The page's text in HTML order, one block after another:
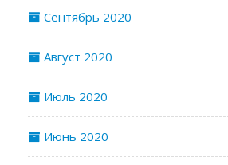
Сентябрь 2020
Август 2020
Июль 2020
Июнь 2020